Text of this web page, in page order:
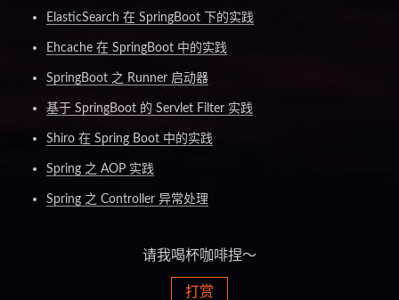
ElasticSearch 在 SpringBoot 下的实践
Ehcache 在 SpringBoot 中的实践
SpringBoot 之 Runner 启动器
基于 SpringBoot 的 Servlet Filter 实践
Shiro 在 Spring Boot 中的实践
Spring 之 AOP 实践
Spring 之 Controller 异常处理
请我喝杯咖啡捏～
打赏